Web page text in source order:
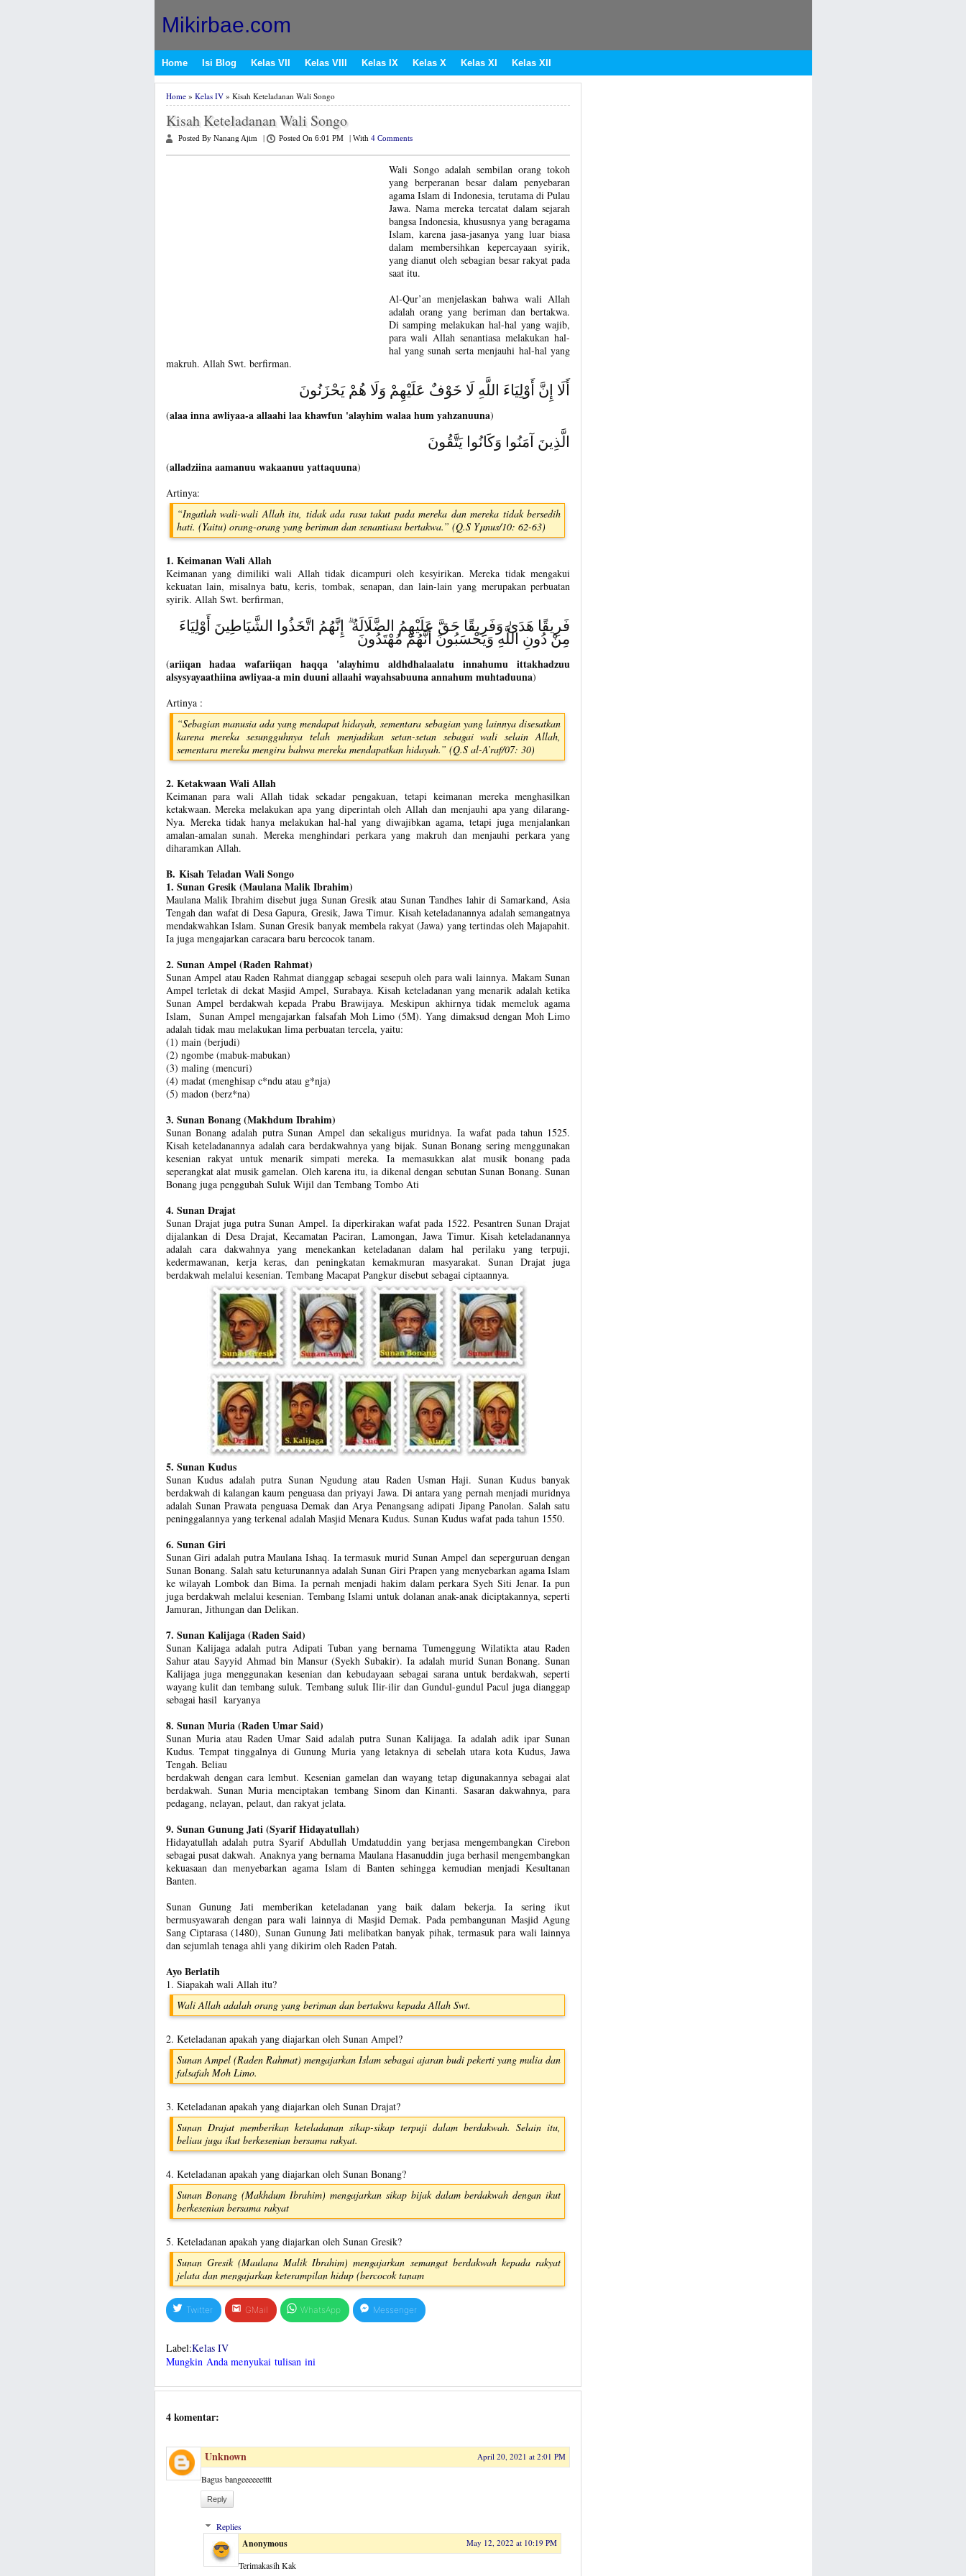
Mikirbae.com
Home Isi Blog Kelas VII Kelas VIII Kelas IX Kelas X Kelas XI Kelas XII
Home» Kelas IV» Kisah Keteladanan Wali Songo
Kisah Keteladanan Wali Songo
Posted By Nanang Ajim Posted On 6:01 PM With 4 Comments
Wali Songo adalah sembilan orang tokoh
yang berperanan besar dalam penyebaran
agama Islam di Indonesia, terutama di Pulau
Jawa. Nama mereka tercatat dalam sejarah
bangsa Indonesia, khususnya yang beragama
Islam, karena jasa-jasanya yang luar biasa
dalam membersihkan kepercayaan syirik,
yang dianut oleh sebagian besar rakyat pada
saat itu.
Al-Qur’an menjelaskan bahwa wali Allah
adalah orang yang beriman dan bertakwa.
Di samping melakukan hal-hal yang wajib,
para wali Allah senantiasa melakukan hal-
hal yang sunah serta menjauhi hal-hal yang
makruh. Allah Swt. berfirman.
أَلَا إِنَّ أَوْلِيَاءَ اللَّهِ لَا خَوْفٌ عَلَيْهِمْ وَلَا هُمْ يَحْزَنُونَ
(alaa inna awliyaa-a allaahi laa khawfun 'alayhim walaa hum yahzanuuna)
الَّذِينَ آمَنُوا وَكَانُوا يَتَّقُونَ
(alladziina aamanuu wakaanuu yattaquuna)
Artinya:
“Ingatlah wali-wali Allah itu, tidak ada rasa takut pada mereka dan mereka tidak bersedih
hati. (Yaitu) orang-orang yang beriman dan senantiasa bertakwa.” (Q.S Yμnus/10: 62-63)
1. Keimanan Wali Allah
Keimanan yang dimiliki wali Allah tidak dicampuri oleh kesyirikan. Mereka tidak mengakui
kekuatan lain, misalnya batu, keris, tombak, senapan, dan lain-lain yang merupakan perbuatan
syirik. Allah Swt. berfirman,
فَرِيقًا هَدَىٰ وَفَرِيقًا حَقَّ عَلَيْهِمُ الضَّلَالَةُ ۗ إِنَّهُمُ اتَّخَذُوا الشَّيَاطِينَ أَوْلِيَاءَ
مِنْ دُونِ اللَّهِ وَيَحْسَبُونَ أَنَّهُمْ مُهْتَدُونَ
(ariiqan hadaa wafariiqan haqqa 'alayhimu aldhdhalaalatu innahumu ittakhadzuu
alsysyayaathiina awliyaa-a min duuni allaahi wayahsabuuna annahum muhtaduuna)
Artinya :
“Sebagian manusia ada yang mendapat hidayah, sementara sebagian yang lainnya disesatkan
karena mereka sesungguhnya telah menjadikan setan-setan sebagai wali selain Allah,
sementara mereka mengira bahwa mereka mendapatkan hidayah.” (Q.S al-A’raf/07: 30)
2. Ketakwaan Wali Allah
Keimanan para wali Allah tidak sekadar pengakuan, tetapi keimanan mereka menghasilkan
ketakwaan. Mereka melakukan apa yang diperintah oleh Allah dan menjauhi apa yang dilarang-
Nya. Mereka tidak hanya melakukan hal-hal yang diwajibkan agama, tetapi juga menjalankan
amalan-amalan sunah. Mereka menghindari perkara yang makruh dan menjauhi perkara yang
diharamkan Allah.
B. Kisah Teladan Wali Songo
1. Sunan Gresik (Maulana Malik Ibrahim)
Maulana Malik Ibrahim disebut juga Sunan Gresik atau Sunan Tandhes lahir di Samarkand, Asia
Tengah dan wafat di Desa Gapura, Gresik, Jawa Timur. Kisah keteladanannya adalah semangatnya
mendakwahkan Islam. Sunan Gresik banyak membela rakyat (Jawa) yang tertindas oleh Majapahit.
Ia juga mengajarkan caracara baru bercocok tanam.
2. Sunan Ampel (Raden Rahmat)
Sunan Ampel atau Raden Rahmat dianggap sebagai sesepuh oleh para wali lainnya. Makam Sunan
Ampel terletak di dekat Masjid Ampel, Surabaya. Kisah keteladanan yang menarik adalah ketika
Sunan Ampel berdakwah kepada Prabu Brawijaya. Meskipun akhirnya tidak memeluk agama
Islam, Sunan Ampel mengajarkan falsafah Moh Limo (5M). Yang dimaksud dengan Moh Limo
adalah tidak mau melakukan lima perbuatan tercela, yaitu:
(1) main (berjudi)
(2) ngombe (mabuk-mabukan)
(3) maling (mencuri)
(4) madat (menghisap c*ndu atau g*nja)
(5) madon (berz*na)
3. Sunan Bonang (Makhdum Ibrahim)
Sunan Bonang adalah putra Sunan Ampel dan sekaligus muridnya. Ia wafat pada tahun 1525.
Kisah keteladanannya adalah cara berdakwahnya yang bijak. Sunan Bonang sering menggunakan
kesenian rakyat untuk menarik simpati mereka. Ia memasukkan alat musik bonang pada
seperangkat alat musik gamelan. Oleh karena itu, ia dikenal dengan sebutan Sunan Bonang. Sunan
Bonang juga penggubah Suluk Wijil dan Tembang Tombo Ati
4. Sunan Drajat
Sunan Drajat juga putra Sunan Ampel. Ia diperkirakan wafat pada 1522. Pesantren Sunan Drajat
dijalankan di Desa Drajat, Kecamatan Paciran, Lamongan, Jawa Timur. Kisah keteladanannya
adalah cara dakwahnya yang menekankan keteladanan dalam hal perilaku yang terpuji,
kedermawanan, kerja keras, dan peningkatan kemakmuran masyarakat. Sunan Drajat juga
berdakwah melalui kesenian. Tembang Macapat Pangkur disebut sebagai ciptaannya.
5. Sunan Kudus
Sunan Kudus adalah putra Sunan Ngudung atau Raden Usman Haji. Sunan Kudus banyak
berdakwah di kalangan kaum penguasa dan priyayi Jawa. Di antara yang pernah menjadi muridnya
adalah Sunan Prawata penguasa Demak dan Arya Penangsang adipati Jipang Panolan. Salah satu
peninggalannya yang terkenal adalah Masjid Menara Kudus. Sunan Kudus wafat pada tahun 1550.
6. Sunan Giri
Sunan Giri adalah putra Maulana Ishaq. Ia termasuk murid Sunan Ampel dan seperguruan dengan
Sunan Bonang. Salah satu keturunannya adalah Sunan Giri Prapen yang menyebarkan agama Islam
ke wilayah Lombok dan Bima. Ia pernah menjadi hakim dalam perkara Syeh Siti Jenar. Ia pun
juga berdakwah melalui kesenian. Tembang Islami untuk dolanan anak-anak diciptakannya, seperti
Jamuran, Jithungan dan Delikan.
7. Sunan Kalijaga (Raden Said)
Sunan Kalijaga adalah putra Adipati Tuban yang bernama Tumenggung Wilatikta atau Raden
Sahur atau Sayyid Ahmad bin Mansur (Syekh Subakir). Ia adalah murid Sunan Bonang. Sunan
Kalijaga juga menggunakan kesenian dan kebudayaan sebagai sarana untuk berdakwah, seperti
wayang kulit dan tembang suluk. Tembang suluk Ilir-ilir dan Gundul-gundul Pacul juga dianggap
sebagai hasil karyanya
8. Sunan Muria (Raden Umar Said)
Sunan Muria atau Raden Umar Said adalah putra Sunan Kalijaga. Ia adalah adik ipar Sunan
Kudus. Tempat tinggalnya di Gunung Muria yang letaknya di sebelah utara kota Kudus, Jawa
Tengah. Beliau
berdakwah dengan cara lembut. Kesenian gamelan dan wayang tetap digunakannya sebagai alat
berdakwah. Sunan Muria menciptakan tembang Sinom dan Kinanti. Sasaran dakwahnya, para
pedagang, nelayan, pelaut, dan rakyat jelata.
9. Sunan Gunung Jati (Syarif Hidayatullah)
Hidayatullah adalah putra Syarif Abdullah Umdatuddin yang berjasa mengembangkan Cirebon
sebagai pusat dakwah. Anaknya yang bernama Maulana Hasanuddin juga berhasil mengembangkan
kekuasaan dan menyebarkan agama Islam di Banten sehingga kemudian menjadi Kesultanan
Banten.
Sunan Gunung Jati memberikan keteladanan yang baik dalam bekerja. Ia sering ikut
bermusyawarah dengan para wali lainnya di Masjid Demak. Pada pembangunan Masjid Agung
Sang Ciptarasa (1480), Sunan Gunung Jati melibatkan banyak pihak, termasuk para wali lainnya
dan sejumlah tenaga ahli yang dikirim oleh Raden Patah.
Ayo Berlatih
1. Siapakah wali Allah itu?
Wali Allah adalah orang yang beriman dan bertakwa kepada Allah Swt.
2. Keteladanan apakah yang diajarkan oleh Sunan Ampel?
Sunan Ampel (Raden Rahmat) mengajarkan Islam sebagai ajaran budi pekerti yang mulia dan
falsafah Moh Limo.
3. Keteladanan apakah yang diajarkan oleh Sunan Drajat?
Sunan Drajat memberikan keteladanan sikap-sikap terpuji dalam berdakwah. Selain itu,
beliau juga ikut berkesenian bersama rakyat.
4. Keteladanan apakah yang diajarkan oleh Sunan Bonang?
Sunan Bonang (Makhdum Ibrahim) mengajarkan sikap bijak dalam berdakwah dengan ikut
berkesenian bersama rakyat
5. Keteladanan apakah yang diajarkan oleh Sunan Gresik?
Sunan Gresik (Maulana Malik Ibrahim) mengajarkan semangat berdakwah kepada rakyat
jelata dan mengajarkan keterampilan hidup (bercocok tanam
Twitter GMail WhatsApp Messenger
Label:Kelas IV
Mungkin Anda menyukai tulisan ini
4 komentar:
Unknown April 20, 2021 at 2:01 PM
Bagus bangeeeeeetttt
Reply
Replies
Anonymous May 12, 2022 at 10:19 PM
Terimakasih Kak